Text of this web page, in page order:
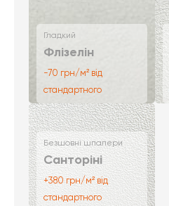
Гладкий
Флізелін
-70 грн/м² від
стандартного
Безшовні шпалери
Санторіні
+380 грн/м² від
стандартного